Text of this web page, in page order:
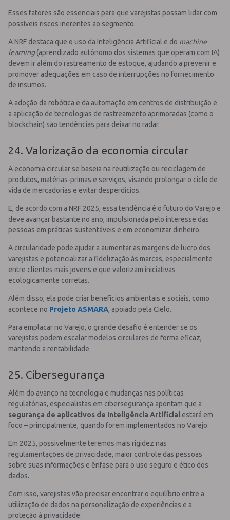
Esses fatores são essenciais para que varejistas possam lidar com
possíveis riscos inerentes ao segmento.
A NRF destaca que o uso da Inteligência Artificial e do machine
learning(aprendizado autônomo dos sistemas que operam com IA)
devem ir além do rastreamento de estoque, ajudando a prevenir e
promover adequações em caso de interrupções no fornecimento
de insumos.
A adoção da robótica e da automação em centros de distribuição e
a aplicação de tecnologias de rastreamento aprimoradas (como o
blockchain) são tendências para deixar no radar.
24. Valorização da economia circular
A economia circular se baseia na reutilização ou reciclagem de
produtos, matérias-primas e serviços, visando prolongar o ciclo de
vida de mercadorias e evitar desperdícios.
E, de acordo com a NRF 2025, essa tendência é o futuro do Varejo e
deve avançar bastante no ano, impulsionada pelo interesse das
pessoas em práticas sustentáveis e em economizar dinheiro.
A circularidade pode ajudar a aumentar as margens de lucro dos
varejistas e potencializar a fidelização às marcas, especialmente
entre clientes mais jovens e que valorizam iniciativas
ecologicamente corretas.
Além disso, ela pode criar benefícios ambientais e sociais, como
acontece no Projeto ASMARA, apoiado pela Cielo.
Para emplacar no Varejo, o grande desafio é entender se os
varejistas podem escalar modelos circulares de forma eficaz,
mantendo a rentabilidade.
25. Cibersegurança
Além do avanço na tecnologia e mudanças nas políticas
regulatórias, especialistas em cibersegurança apontam que a
segurança de aplicativos de Inteligência Artificial estará em
foco – principalmente, quando forem implementados no Varejo.
Em 2025, possivelmente teremos mais rigidez nas
regulamentações de privacidade, maior controle das pessoas
sobre suas informações e ênfase para o uso seguro e ético dos
dados.
Com isso, varejistas vão precisar encontrar o equilíbrio entre a
utilização de dados na personalização de experiências e a
proteção à privacidade.